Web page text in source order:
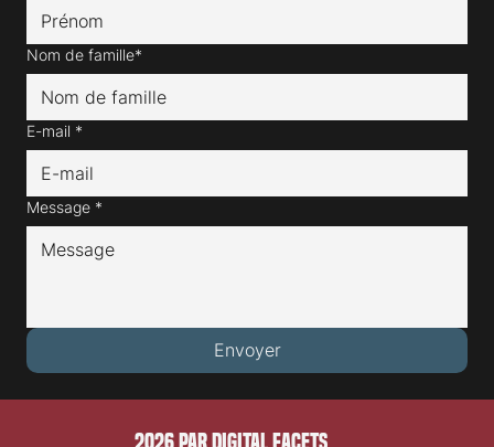
Nom de famille*
E-mail *
Message *
Envoyer